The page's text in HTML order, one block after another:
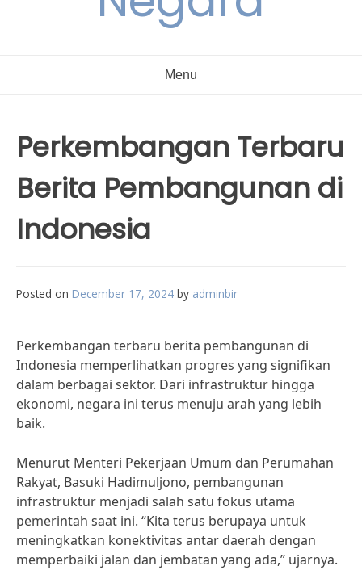
Menu
Perkembangan Terbaru
Berita Pembangunan di
Indonesia
Posted on December 17, 2024 by adminbir
Perkembangan terbaru berita pembangunan di
Indonesia memperlihatkan progres yang signifikan
dalam berbagai sektor. Dari infrastruktur hingga
ekonomi, negara ini terus menuju arah yang lebih
baik.
Menurut Menteri Pekerjaan Umum dan Perumahan
Rakyat, Basuki Hadimuljono, pembangunan
infrastruktur menjadi salah satu fokus utama
pemerintah saat ini. “Kita terus berupaya untuk
meningkatkan konektivitas antar daerah dengan
memperbaiki jalan dan jembatan yang ada,” ujarnya.